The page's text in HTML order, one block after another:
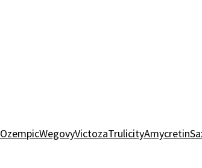
OzempicWegovyVictozaTrulicityAmycretin